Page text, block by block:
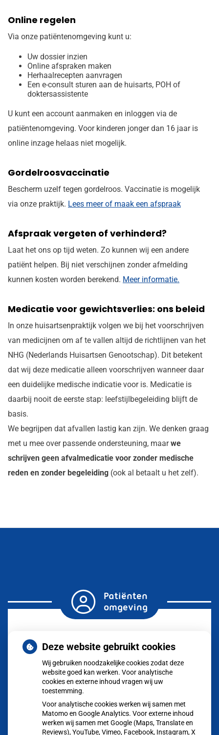
Online regelen
Via onze patiëntenomgeving kunt u:
Uw dossier inzien
Online afspraken maken
Herhaalrecepten aanvragen
Een e-consult sturen aan de huisarts, POH of
doktersassistente
U kunt een account aanmaken en inloggen via de
patiëntenomgeving. Voor kinderen jonger dan 16 jaar is
online inzage helaas niet mogelijk.
Gordelroosvaccinatie
Bescherm uzelf tegen gordelroos. Vaccinatie is mogelijk
via onze praktijk. Lees meer of maak een afspraak
Afspraak vergeten of verhinderd?
Laat het ons op tijd weten. Zo kunnen wij een andere
patiënt helpen. Bij niet verschijnen zonder afmelding
kunnen kosten worden berekend. Meer informatie.
Medicatie voor gewichtsverlies: ons beleid
In onze huisartsenpraktijk volgen we bij het voorschrijven
van medicijnen om af te vallen altijd de richtlijnen van het
NHG (Nederlands Huisartsen Genootschap). Dit betekent
dat wij deze medicatie alleen voorschrijven wanneer daar
een duidelijke medische indicatie voor is. Medicatie is
daarbij nooit de eerste stap: leefstijlbegeleiding blijft de
basis.
We begrijpen dat afvallen lastig kan zijn. We denken graag
met u mee over passende ondersteuning, maarwe
schrijven geen afvalmedicatie voor zonder medische
reden en zonder begeleiding (ook al betaalt u het zelf).
Patiënten
omgeving
Herhaalrecepten
aanvragen
Vragen
stellen
Afspraken
maken
Deze website gebruikt cookies
Wij gebruiken noodzakelijke cookies zodat deze
website goed kan werken. Voor analytische
cookies en externe inhoud vragen wij uw
toestemming.
Voor analytische cookies werken wij samen met
Matomo en Google Analytics. Voor externe inhoud
werken wij samen met Google (Maps, Translate en
Reviews), YouTube, Vimeo, Facebook, Instagram, X